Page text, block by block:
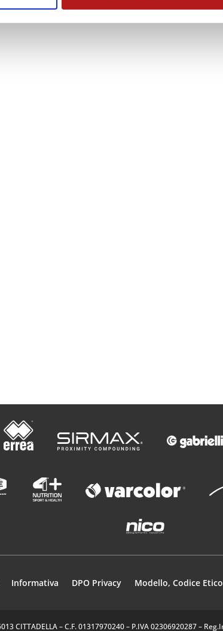
Informativa DPO Privacy Modello, Codice
CITTADELLA – C.F. 01317970240 – P.IVA 02306920287 –